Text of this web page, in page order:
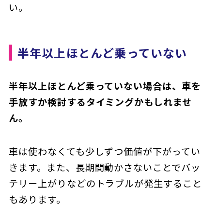
い。
半年以上ほとんど乗っていない
半年以上ほとんど乗っていない場合は、車を
手放すか検討するタイミングかもしれませ
ん。
車は使わなくても少しずつ価値が下がってい
きます。また、長期間動かさないことでバッ
テリー上がりなどのトラブルが発生すること
もあります。